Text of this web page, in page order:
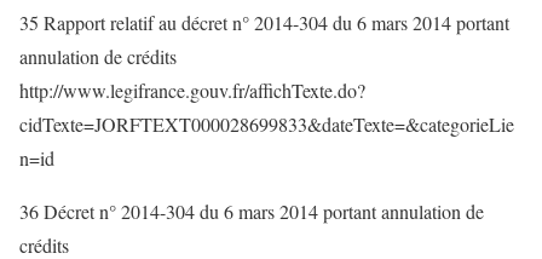
35 Rapport relatif au décret n° 2014-304 du 6 mars 2014 portant
annulation de crédits
http://www.legifrance.gouv.fr/affichTexte.do?
cidTexte=JORFTEXT000028699833&dateTexte=&categorieLie
n=id
36 Décret n° 2014-304 du 6 mars 2014 portant annulation de
crédits